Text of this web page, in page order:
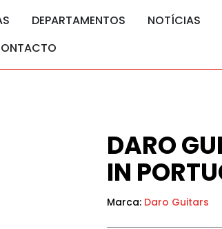
DEPARTAMENTOS NOTÍCIAS
DARO
IN
Marca: Daro Guitars